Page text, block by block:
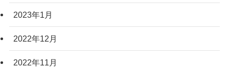
2023年1月
2022年12月
2022年11月